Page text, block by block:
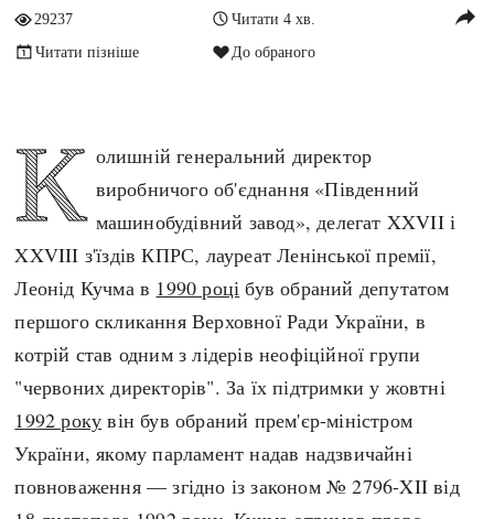
Битви і війни
Катастрофи
Людина і суспільство
Наука, освіта і техніка
Особистості
Подорожі і відкриття
Політика
Розваги і дозвілля
Чудеса світу
Українська революція
Україна радянська
Регіони
Австралія
Хронологія
Античні часи
Темні віки
Високе Середньовіччя
Пізнє Середньовіччя
Нова історія
Новітня історія
Наш час
Індекси
Нові статті
29237
Читати 4 хв.
Читати пізніше
До обраного
reply
К олишній генеральний директор
виробничого об'єднання «Південний
машинобудівний завод», делегат XXVII і
XXVIII з'їздів КПРС, лауреат Ленінської премії,
Леонід Кучма в 1990 році був обраний депутатом
першого скликання Верховної Ради України, в
котрій став одним з лідерів неофіційної групи
"червоних директорів". За їх підтримки у жовтні
1992 року він був обраний прем'єр-міністром
України, якому парламент надав надзвичайні
повноваження — згідно із законом № 2796-XII від